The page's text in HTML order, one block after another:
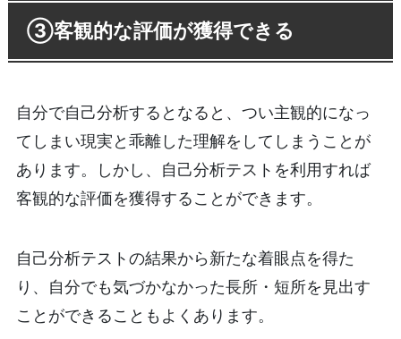
③客観的な評価が獲得できる
自分で自己分析するとなると、つい主観的になっ
てしまい現実と乖離した理解をしてしまうことが
あります。しかし、自己分析テストを利用すれば
客観的な評価を獲得することができます。
自己分析テストの結果から新たな着眼点を得た
り、自分でも気づかなかった長所・短所を見出す
ことができることもよくあります。